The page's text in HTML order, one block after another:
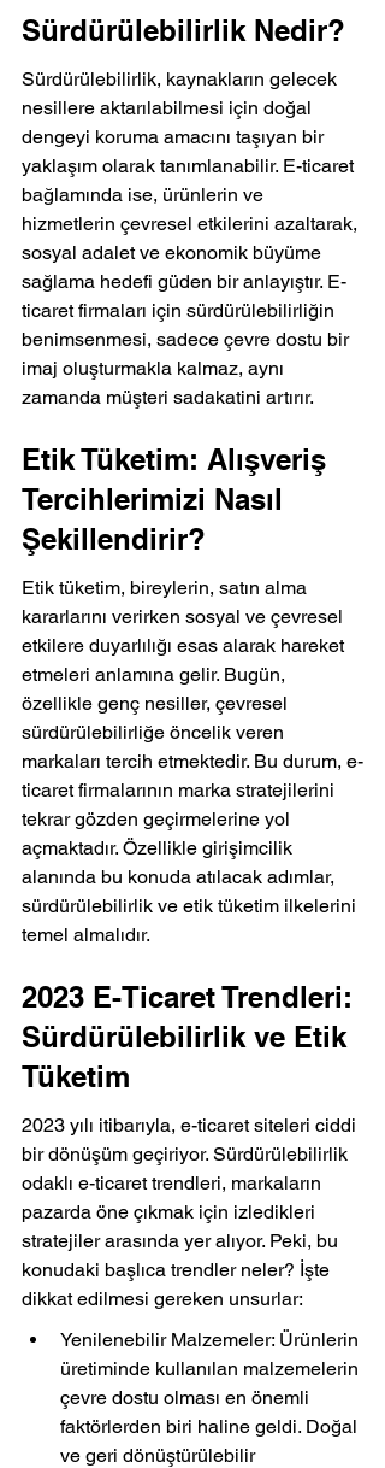
Sürdürülebilirlik Nedir?
Sürdürülebilirlik, kaynakların gelecek
nesillere aktarılabilmesi için doğal
dengeyi koruma amacını taşıyan bir
yaklaşım olarak tanımlanabilir. E-ticaret
bağlamında ise, ürünlerin ve
hizmetlerin çevresel etkilerini azaltarak,
sosyal adalet ve ekonomik büyüme
sağlama hedefi güden bir anlayıştır. E-
ticaret firmaları için sürdürülebilirliğin
benimsenmesi, sadece çevre dostu bir
imaj oluşturmakla kalmaz, aynı
zamanda müşteri sadakatini artırır.
Etik Tüketim: Alışveriş
Tercihlerimizi Nasıl
Şekillendirir?
Etik tüketim, bireylerin, satın alma
kararlarını verirken sosyal ve çevresel
etkilere duyarlılığı esas alarak hareket
etmeleri anlamına gelir. Bugün,
özellikle genç nesiller, çevresel
sürdürülebilirliğe öncelik veren
markaları tercih etmektedir. Bu durum, e-
ticaret firmalarının marka stratejilerini
tekrar gözden geçirmelerine yol
açmaktadır. Özellikle girişimcilik
alanında bu konuda atılacak adımlar,
sürdürülebilirlik ve etik tüketim ilkelerini
temel almalıdır.
2023 E-Ticaret Trendleri:
Sürdürülebilirlik ve Etik
Tüketim
2023 yılı itibarıyla, e-ticaret siteleri ciddi
bir dönüşüm geçiriyor. Sürdürülebilirlik
odaklı e-ticaret trendleri, markaların
pazarda öne çıkmak için izledikleri
stratejiler arasında yer alıyor. Peki, bu
konudaki başlıca trendler neler? İşte
dikkat edilmesi gereken unsurlar:
Yenilenebilir Malzemeler: Ürünlerin
üretiminde kullanılan malzemelerin
çevre dostu olması en önemli
faktörlerden biri haline geldi. Doğal
ve geri dönüştürülebilir